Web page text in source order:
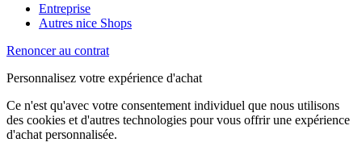
Entreprise
Autres nice Shops
Renoncer au contrat
Personnalisez votre expérience d'achat
Ce n'est qu'avec votre consentement individuel que nous utilisons
des cookies et d'autres technologies pour vous offrir une expérience
d'achat personnalisée.